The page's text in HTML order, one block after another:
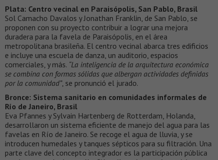
Plata: Centro vecinal en Paraisópolis, San Pablo, Brasil
Sol Camacho Davalos y Jonathan Franklin, de San Pablo, se
proponen con su proyecto contribuir a lograr una mejora
duradera para la favela de Paraisópolis, en el área
metropolitana brasileña. El centro vecinal abarca tres edificios
e incluye una escuela de danza, un auditorio, espacios
comerciales, y más. “La inteligencia de la arquitectura económica
se combina con formas sólidas que albergan actividades definidas
por la comunidad”, se pronunció el jurado.
Bronce: Sistema sanitario en comunidades informales de
Río de Janeiro, Brasil
Eva Pfannes y Sylvain Hartenberg de Rotterdam, Holanda,
desarrollaron un sistema eficiente de manejo del agua para las
favelas en Río de Janeiro. Se recoge el agua de lluvia, y se
introducen humedales y tanques sépticos para su filtración. Una
parte clave del concepto integrador es la participación pública